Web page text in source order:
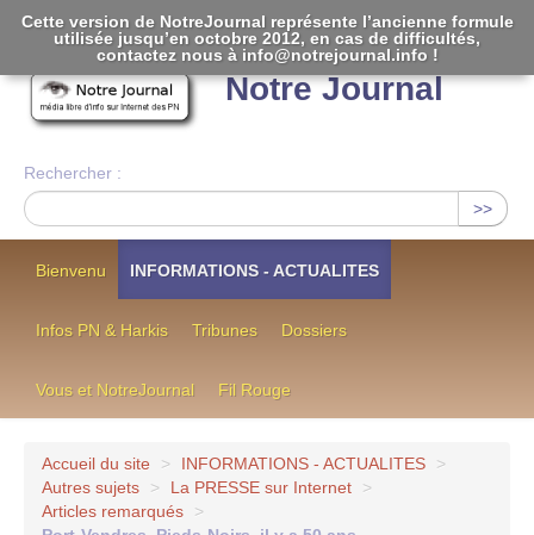
Notre Journal
Rechercher :
>>
Bienvenu INFORMATIONS - ACTUALITES
Infos PN & Harkis Tribunes Dossiers
Vous et NotreJournal Fil Rouge
Accueil du site > INFORMATIONS - ACTUALITES
>
Autres sujets
> La PRESSE sur Internet
>
Articles remarqués
>
Cette version de NotreJournal représente l’ancienne formule
utilisée jusqu’en octobre 2012, en cas de difficultés,
contactez nous à info@notrejournal.info !